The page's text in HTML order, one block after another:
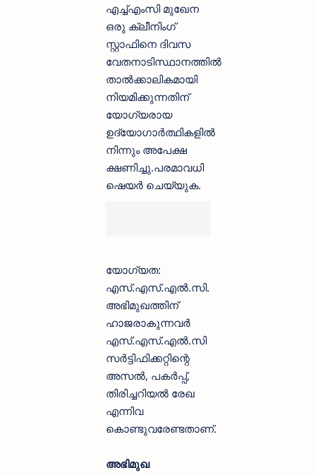
എച്ച്എംസി മുഖേന
ഒരു ക്ലീനിംഗ്
സ്റ്റാഫിനെ ദിവസ
വേതനാടിസ്ഥാനത്തിൽ
താൽക്കാലികമായി
നിയമിക്കുന്നതിന്
യോഗ്യരായ
ഉദ്യോഗാർത്ഥികളിൽ
നിന്നും അപേക്ഷ
ക്ഷണിച്ചു.പരമാവധി
ഷെയർ ചെയ്യുക.
യോഗ്യത:
എസ്.എസ്.എൽ.സി.
അഭിമുഖത്തിന്
ഹാജരാകുന്നവർ
എസ്.എസ്.എൽ.സി
സർട്ടിഫിക്കറ്റിന്റെ
അസൽ, പകർപ്പ്,
തിരിച്ചറിയൽ രേഖ
എന്നിവ
കൊണ്ടുവരേണ്ടതാണ്.
അഭിമുഖ